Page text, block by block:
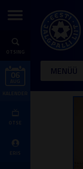
OTSING
OTSE
ERIS
MENÜÜ